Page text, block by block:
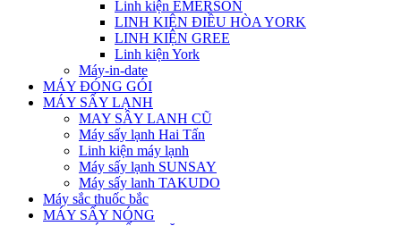
Linh kiện EMERSON
LINH KIỆN ĐIỀU HÒA YORK
LINH KIỆN GREE
Linh kiện York
Máy-in-date
MÁY ĐÓNG GÓI
MÁY SẤY LẠNH
MAY SÂY LANH CŨ
Máy sấy lạnh Hai Tấn
Linh kiện máy lạnh
Máy sấy lạnh SUNSAY
Máy sấy lanh TAKUDO
Máy sắc thuốc bắc
MÁY SẤY NÓNG